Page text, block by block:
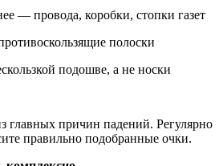
— провода, коробки, стопки газет
полоски
подошве, а не носки
главных причин падений. Регулярно
правильно подобранные очки.